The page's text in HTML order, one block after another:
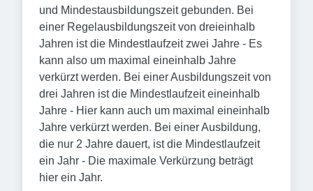
und Mindestausbildungszeit gebunden. Bei
einer Regelausbildungszeit von dreieinhalb
Jahren ist die Mindestlaufzeit zwei Jahre - Es
kann also um maximal eineinhalb Jahre
verkürzt werden. Bei einer Ausbildungszeit von
drei Jahren ist die Mindestlaufzeit eineinhalb
Jahre - Hier kann auch um maximal eineinhalb
Jahre verkürzt werden. Bei einer Ausbildung,
die nur 2 Jahre dauert, ist die Mindestlaufzeit
ein Jahr - Die maximale Verkürzung beträgt
hier ein Jahr.